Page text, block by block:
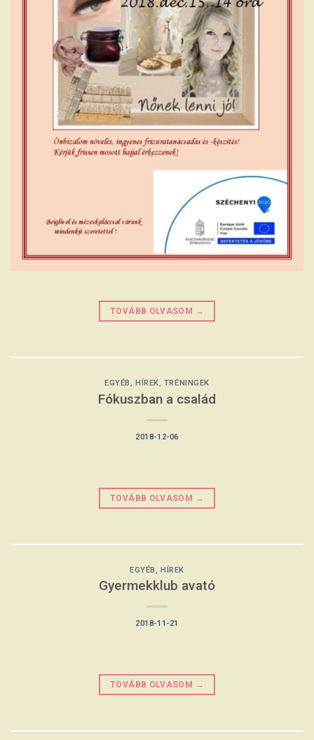
TOVÁBB OLVASOM →
EGYÉB, HÍREK, TRÉNINGEK
Fókuszban a család
2018-12-06
TOVÁBB OLVASOM →
EGYÉB,HÍREK
Gyermekklub avató
2018-11-21
TOVÁBB OLVASOM →